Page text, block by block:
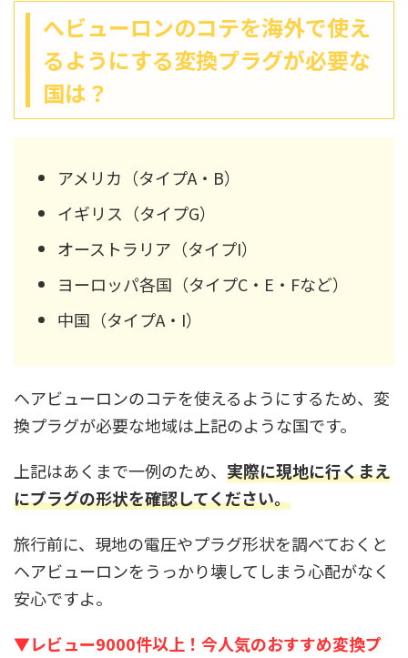
へビューロンのコテを海外で使え
るようにする変換プラグが必要な
国は？
アメリカ（タイプA・B）
イギリス（タイプG）
オーストラリア（タイプI）
ヨーロッパ各国（タイプC・E・Fなど）
中国（タイプA・I）
ヘアビューロンのコテを使えるようにするため、変
換プラグが必要な地域は上記のような国です。
上記はあくまで一例のため、 実際に現地に行くまえ
にプラグの形状を確認してください。
旅行前に、現地の電圧やプラグ形状を調べておくと
ヘアビューロンをうっかり壊してしまう心配がなく
安心ですよ。
▼レビュー9000件以上！今人気のおすすめ変換プ